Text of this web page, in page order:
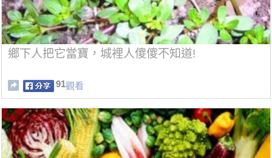
鄉下人把它當寶，城裡人傻傻不知道!
91觀看